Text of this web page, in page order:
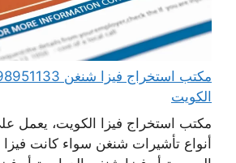
الكويت
مكتب استخراج فيزا الكويت، يعمل
أنواع تأشيرات شنغن سواء كانت فيزا